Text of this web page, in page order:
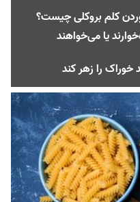
کلم بروکلی چیست؟
یا می‌خواهند
خوراک را زهر کند